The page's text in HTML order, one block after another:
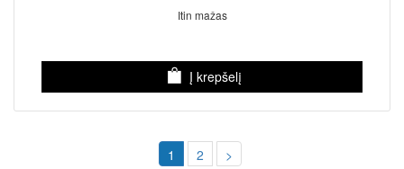
Itin mažas
Į krepšelį
1 2 >